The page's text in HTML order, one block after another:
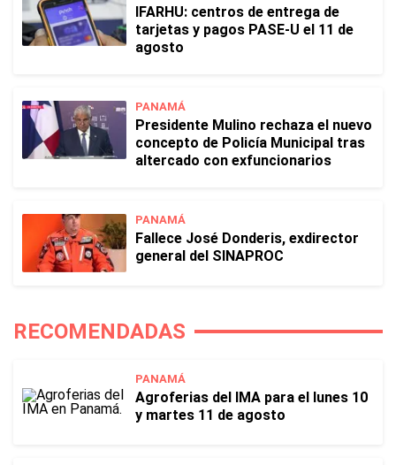
IFARHU: centros de entrega de
tarjetas y pagos PASE-U el 11 de
agosto
PANAMÁ
Presidente Mulino rechaza el nuevo
concepto de Policía Municipal tras
altercado con exfuncionarios
PANAMÁ
Fallece José Donderis, exdirector
general del SINAPROC
RECOMENDADAS
PANAMÁ
Agroferias del IMA para el lunes 10
y martes 11 de agosto